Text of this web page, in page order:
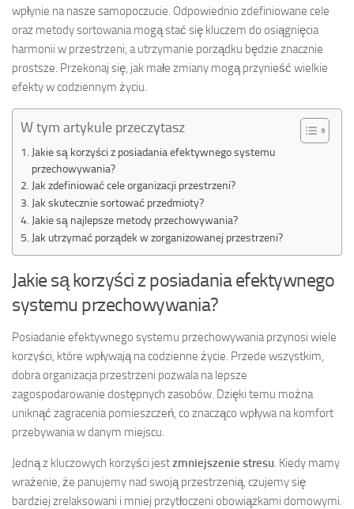
wpłynie na nasze samopoczucie. Odpowiednio zdefiniowane cele
oraz metody sortowania mogą stać się kluczem do osiągnięcia
harmonii w przestrzeni, a utrzymanie porządku będzie znacznie
prostsze. Przekonaj się, jak małe zmiany mogą przynieść wielkie
efekty w codziennym życiu.
W tym artykule przeczytasz
Jakie są korzyści z posiadania efektywnego systemu
przechowywania?
Jak zdefiniować cele organizacji przestrzeni?
Jak skutecznie sortować przedmioty?
Jakie są najlepsze metody przechowywania?
Jak utrzymać porządek w zorganizowanej przestrzeni?
Jakie są korzyści z posiadania efektywnego
systemu przechowywania?
Posiadanie efektywnego systemu przechowywania przynosi wiele
korzyści, które wpływają na codzienne życie. Przede wszystkim,
dobra organizacja przestrzeni pozwala na lepsze
zagospodarowanie dostępnych zasobów. Dzięki temu można
uniknąć zagracenia pomieszczeń, co znacząco wpływa na komfort
przebywania w danym miejscu.
Jedną z kluczowych korzyści jestzmniejszenie stresu . Kiedy mamy
wrażenie, że panujemy nad swoją przestrzenią, czujemy się
bardziej zrelaksowani i mniej przytłoczeni obowiązkami domowymi.